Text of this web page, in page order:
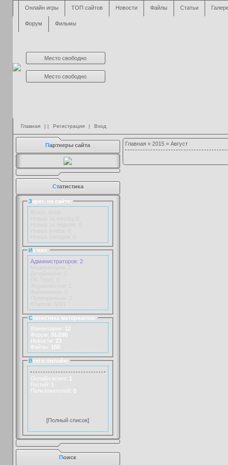
Онлайн игры ТОП сайтов Новости Файлы Статьи
Форум Фильмы
Место свободно
Место свободно
Главная | | Регистрация | Вход
Партнеры сайта
Статистика
Зарег. на сайте:
И з них:
Администраторов: 2
Статистика материалов:
Коментарии: 12
Форум: 91/290
Новости: 23
Файлы: 150
Всего онлайн:
Онлайн всего: 1
Гостей: 1
Пользователей: 0
[Полный список]
Поиск
Главная» 2015 » Август